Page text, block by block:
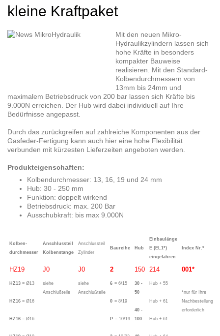
kleine Kraftpaket
Mit den neuen Mikro-
Hydraulikzylindern lassen sich
hohe Kräfte in besonders
kompakter Bauweise
realisieren. Mit den Standard-
Kolbendurchmessern von
13mm bis 24mm und
maximalem Betriebsdruck von 200 bar lassen sich Kräfte bis
9.000N erreichen. Der Hub wird dabei individuell auf Ihre
Bedürfnisse angepasst.
Durch das zurückgreifen auf zahlreiche Komponenten aus der
Gasfeder-Fertigung kann auch hier eine hohe Flexibilität
verbunden mit kürzesten Lieferzeiten angeboten werden.
Produkteigenschaften:
Kolbendurchmesser: 13, 16, 19 und 24 mm
Hub: 30 - 250 mm
Funktion: doppelt wirkend
Betriebsdruck: max. 200 Bar
Ausschubkraft: bis max 9.000N
Kolben-
durchmesser
Anschlussteil
Kolbenstange
Anschlussteil
Zylinder
Baureihe Hub
Einbaulänge
E (EL1*)
eingefahren
Index Nr.*
HZ19 J0 J0 2 150 214 001*
HZ13 = Ø13
HZ16 = Ø16
HZ16 = Ø16
siehe
Anschlußteile
siehe
Anschlußteile
6 = 6/15
0 = 8/19
P = 10/19
30 -
50
40 -
100
Hub + 55
Hub + 61
Hub + 61
*nur für Ihre
Nachbestellung
erforderlich